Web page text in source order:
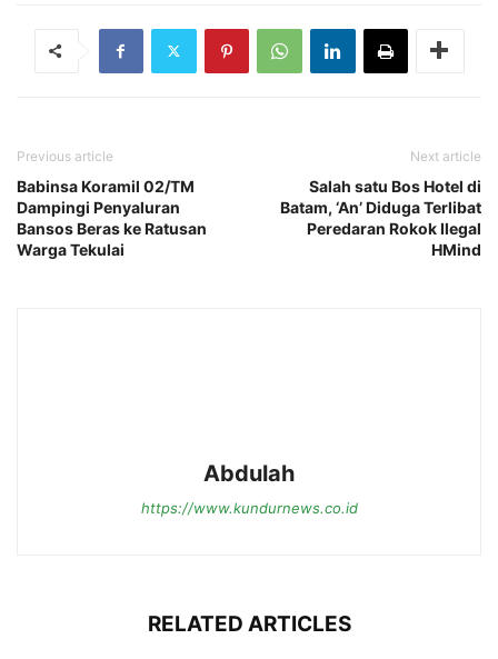
Previous article
Babinsa Koramil 02/TM
Dampingi Penyaluran
Bansos Beras ke Ratusan
Warga Tekulai
Next article
Salah satu Bos Hotel di
Batam, ‘An’ Diduga Terlibat
Peredaran Rokok Ilegal
HMind
Abdulah
https://www.kundurnews.co.id
RELATED ARTICLES